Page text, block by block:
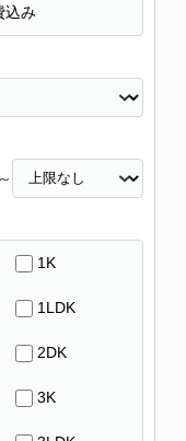
込み
～
1K
1LDK
2DK
3K